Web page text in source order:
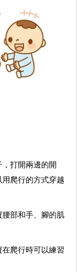
打開兩邊的開
爬行的方式穿越
部和手、腳的肌
爬行時可以練習